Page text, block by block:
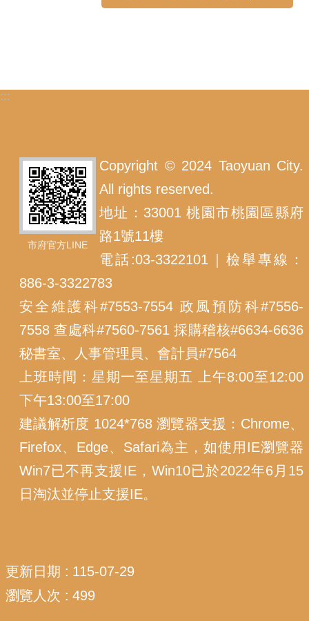
:::
市府官方LINE
Copyright © 2024 Taoyuan City.
All rights reserved.
地址：33001 桃園市桃園區縣府
路1號11樓
電話:03-3322101｜檢舉專線：
886-3-3322783
安全維護科#7553-7554 政風預防科#7556-
7558 查處科#7560-7561 採購稽核#6634-6636
秘書室、人事管理員、會計員#7564
上班時間：星期一至星期五 上午8:00至12:00
下午13:00至17:00
建議解析度 1024*768 瀏覽器支援：Chrome、
Firefox、Edge、Safari為主，如使用IE瀏覽器
Win7已不再支援IE，Win10已於2022年6月15
日淘汰並停止支援IE。
更新日期
115-07-29
瀏覽人次
499